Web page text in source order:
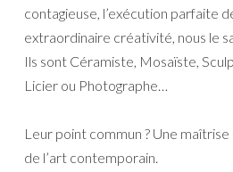
contagieuse, l’exécution parfaite
extraordinaire créativité, nous le
Ils sont Céramiste, Mosaïste,
Licier ou Photographe…
Leur point commun ? Une
de l’art contemporain.